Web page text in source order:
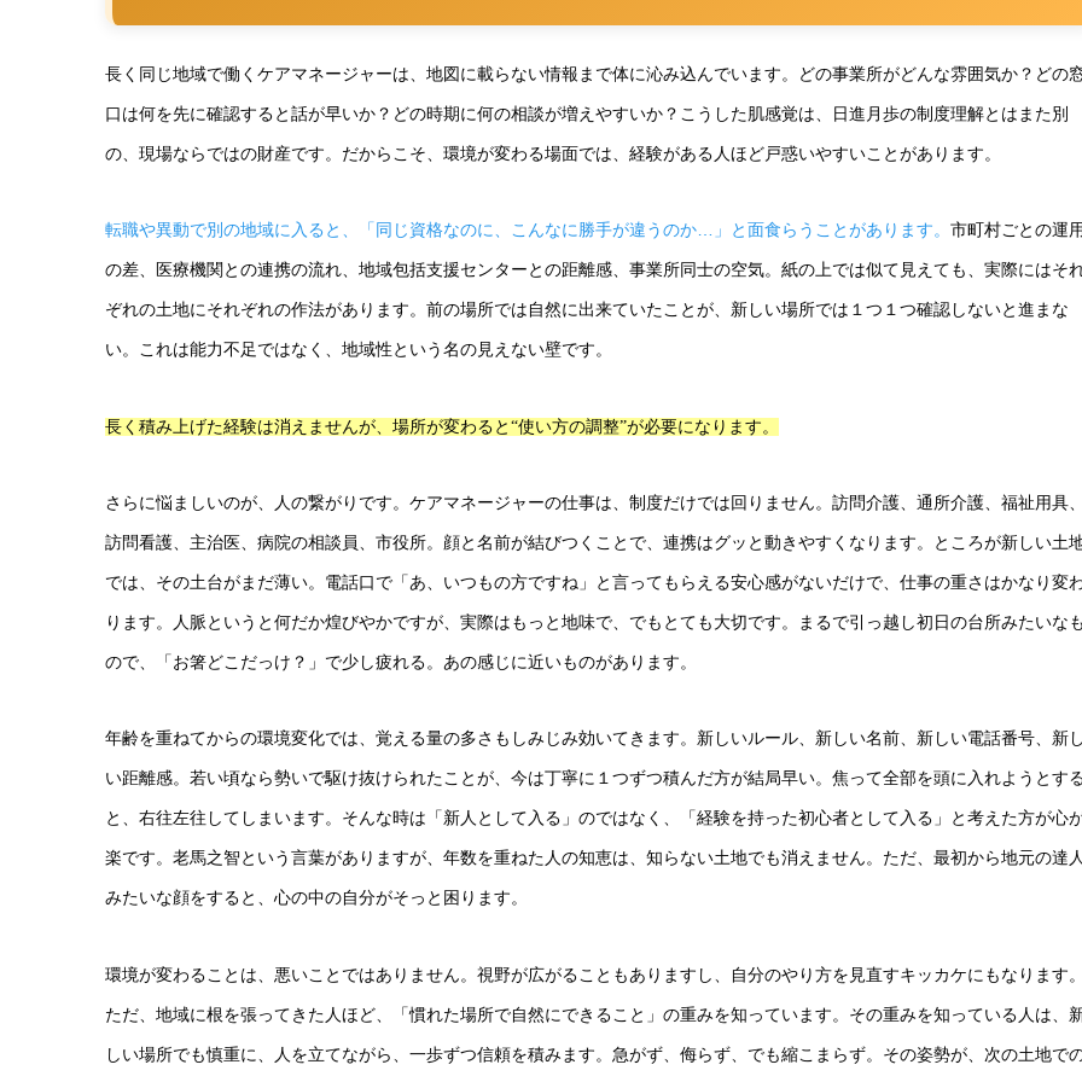
長く同じ地域で働くケアマネージャーは、地図に載らない情報まで体に沁み込んでいます。どの事業所がどんな雰囲気か？どの
口は何を先に確認すると話が早いか？どの時期に何の相談が増えやすいか？こうした肌感覚は、日進月歩の制度理解とはまた別
の、現場ならではの財産です。だからこそ、環境が変わる場面では、経験がある人ほど戸惑いやすいことがあります。
転職や異動で別の地域に入ると、「同じ資格なのに、こんなに勝手が違うのか…」と面食らうことがあります。 市町村ごとの運用
の差、医療機関との連携の流れ、地域包括支援センターとの距離感、事業所同士の空気。紙の上では似て見えても、実際にはそ
ぞれの土地にそれぞれの作法があります。前の場所では自然に出来ていたことが、新しい場所では１つ１つ確認しないと進まな
い。これは能力不足ではなく、地域性という名の見えない壁です。
長く積み上げた経験は消えませんが、場所が変わると“使い方の調整”が必要になります。
さらに悩ましいのが、人の繋がりです。ケアマネージャーの仕事は、制度だけでは回りません。訪問介護、通所介護、福祉用具、
訪問看護、主治医、病院の相談員、市役所。顔と名前が結びつくことで、連携はグッと動きやすくなります。ところが新しい土
では、その土台がまだ薄い。電話口で「あ、いつもの方ですね」と言ってもらえる安心感がないだけで、仕事の重さはかなり変
ります。人脈というと何だか煌びやかですが、実際はもっと地味で、でもとても大切です。まるで引っ越し初日の台所みたいなも
ので、「お箸どこだっけ？」で少し疲れる。あの感じに近いものがあります。
年齢を重ねてからの環境変化では、覚える量の多さもしみじみ効いてきます。新しいルール、新しい名前、新しい電話番号、新し
い距離感。若い頃なら勢いで駆け抜けられたことが、今は丁寧に１つずつ積んだ方が結局早い。焦って全部を頭に入れようとす
と、右往左往してしまいます。そんな時は「新人として入る」のではなく、「経験を持った初心者として入る」と考えた方が心
楽です。老馬之智という言葉がありますが、年数を重ねた人の知恵は、知らない土地でも消えません。ただ、最初から地元の達人
みたいな顔をすると、心の中の自分がそっと困ります。
環境が変わることは、悪いことではありません。視野が広がることもありますし、自分のやり方を見直すキッカケにもなります。
ただ、地域に根を張ってきた人ほど、「慣れた場所で自然にできること」の重みを知っています。その重みを知っている人は、
しい場所でも慎重に、人を立てながら、一歩ずつ信頼を積みます。急がず、侮らず、でも縮こまらず。その姿勢が、次の土地で